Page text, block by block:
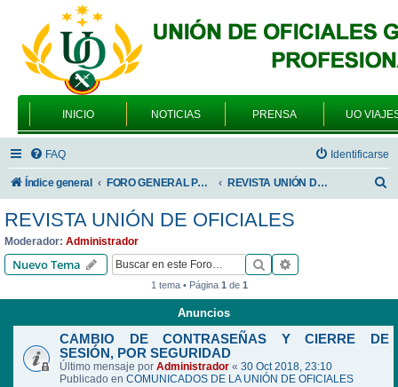
INICIO NOTICIAS PRENSA UO
FAQ Identificarse
Índice general FORO GENERAL PARA TODOS LOS USUARIOS REVISTA UNIÓN DE OFICIALES
r
REVISTA UNIÓN DE OFICIALES
Moderador: Administrador
Nuevo Tema Buscar
1 tema • Página 1de 1
Anuncios
CAMBIO DE CONTRASEÑAS Y CIERRE DE
SESIÓN, POR SEGURIDAD
Último mensaje por Administrador « 30 Oct 2018, 23:10
Publicado en COMUNICADOS DE LA UNIÓN DE OFICIALES